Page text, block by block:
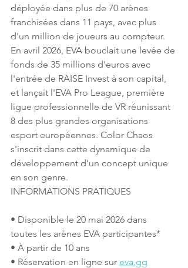
déployée dans plus de 70 arènes
franchisées dans 11 pays, avec plus
d'un million de joueurs au compteur.
En avril 2026, EVA bouclait une levée de
fonds de 35 millions d'euros avec
l'entrée de RAISE Invest à son capital,
et lançait l'EVA Pro League, première
ligue professionnelle de VR réunissant
8 des plus grandes organisations
esport européennes. Color Chaos
s'inscrit dans cette dynamique de
développement d’un concept unique
en son genre.
INFORMATIONS PRATIQUES
• Disponible le 20 mai 2026 dans
toutes les arènes EVA participantes*
• À partir de 10 ans
• Réservation en ligne sur eva.gg